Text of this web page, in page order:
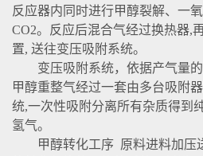
反应器内同时进行甲醇裂解、一
CO2。反应后混合气经过换热器,
置, 送往变压吸附系统。
变压吸附系统，依据产气量
甲醇重整气经过一套由多台吸附
统,一次性吸附分离所有杂质得到
氢气。
甲醇转化工序 原料进料加压